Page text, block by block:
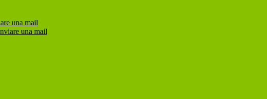
una mail
una mail